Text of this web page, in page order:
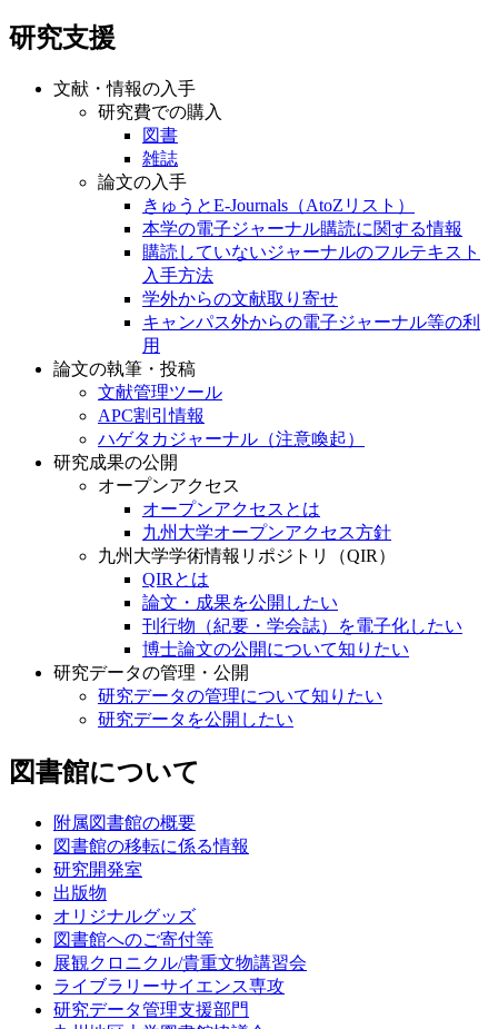
研究支援
文献・情報の入手
研究費での購入
図書
雑誌
論文の入手
きゅうとE-Journals（AtoZリスト）
本学の電子ジャーナル購読に関する情報
購読していないジャーナルのフルテキスト
入手方法
学外からの文献取り寄せ
キャンパス外からの電子ジャーナル等の利
用
論文の執筆・投稿
文献管理ツール
APC割引情報
ハゲタカジャーナル（注意喚起）
研究成果の公開
オープンアクセス
オープンアクセスとは
九州大学オープンアクセス方針
九州大学学術情報リポジトリ（QIR）
QIRとは
論文・成果を公開したい
刊行物（紀要・学会誌）を電子化したい
博士論文の公開について知りたい
研究データの管理・公開
研究データの管理について知りたい
研究データを公開したい
図書館について
附属図書館の概要
図書館の移転に係る情報
研究開発室
出版物
オリジナルグッズ
図書館へのご寄付等
展観クロニクル/貴重文物講習会
ライブラリーサイエンス専攻
研究データ管理支援部門